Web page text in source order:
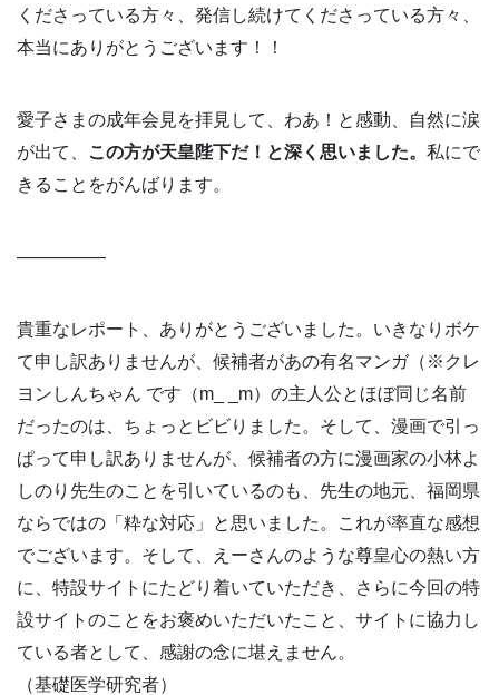
くださっている方々、発信し続けてくださっている方々、
本当にありがとうございます！！
愛子さまの成年会見を拝見して、わあ！と感動、自然に涙
が出て、
この方が天皇陛下だ！と深く思いました。 私にで
きることをがんばります。
—————
貴重なレポート、ありがとうございました。いきなりボケ
て申し訳ありませんが、候補者があの有名マンガ（※クレ
ヨンしんちゃん です（m_ _m）の主人公とほぼ同じ名前
だったのは、ちょっとビビりました。そして、漫画で引っ
ぱって申し訳ありませんが、候補者の方に漫画家の小林よ
しのり先生のことを引いているのも、先生の地元、福岡県
ならではの「粋な対応」と思いました。これが率直な感想
でございます。そして、えーさんのような尊皇心の熱い方
に、特設サイトにたどり着いていただき、さらに今回の特
設サイトのことをお褒めいただいたこと、サイトに協力し
ている者として、感謝の念に堪えません。
（基礎医学研究者）